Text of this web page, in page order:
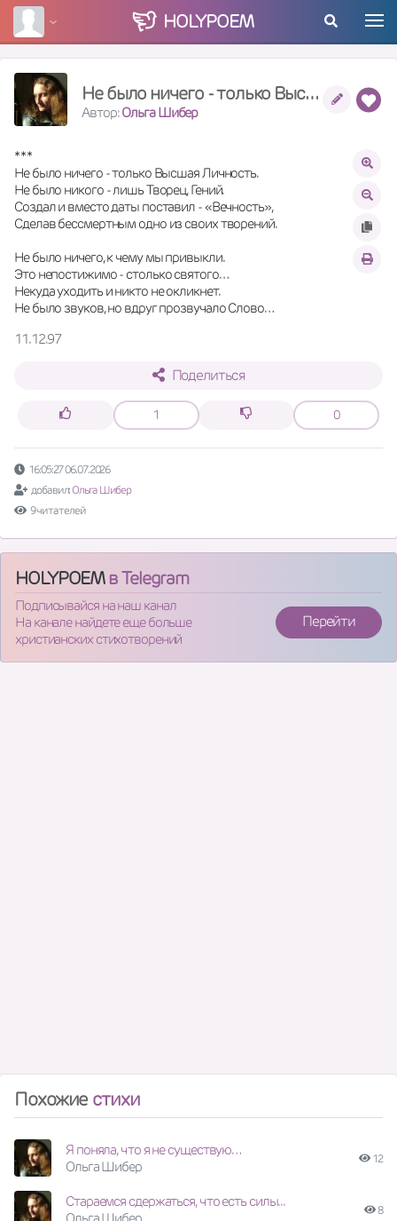
HOLYPOEM
Не было ничего - только Высшая Личность...
Автор:Ольга Шибер
* * *
Не было ничего - только Высшая Личность.
Не было никого - лишь Творец, Гений.
Создал и вместо даты поставил - «Вечность»,
Сделав бессмертным одно из своих творений.
Не было ничего, к чему мы привыкли.
Это непостижимо - столько святого…
Некуда уходить и никто не окликнет.
Не было звуков, но вдруг прозвучало Слово…
11.12.97
Поделиться
1 0
16:05:27 06.07.2026
добавил: Ольга Шибер
9 читателей
HOLYPOEMв Telegram
Подписывайся на наш канал
На канале найдете еще больше
христианских стихотворений
Перейти
Похожие стихи
Я поняла, что я не существую…
Ольга Шибер
12
Стараемся сдержаться, что есть силы...
8